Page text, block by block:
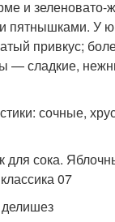
и зеленовато-
пятнышками. У
привкус;
— сладкие,
сочные,